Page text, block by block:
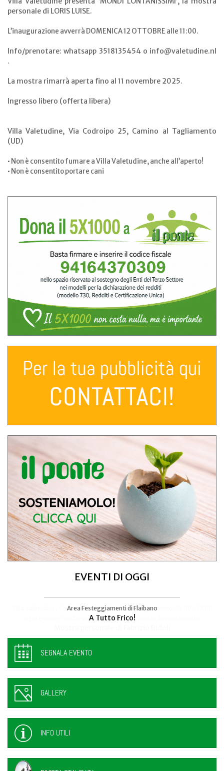
personale di LORIS LUISE.
L’inaugurazione avverrà DOMENICA 12 OTTOBRE alle 11:00.
Info/prenotare: whatsapp 3518135454 o info@valetudine.nl
.
La mostra rimarrà aperta fino al 11 novembre 2025.
Ingresso libero (offerta libera)
Villa Valetudine, Via Codroipo 25, Camino al Tagliamento
(UD)
• Non è consentito fumare a Villa Valetudine, anche all’aperto!
• Non è consentito portare cani
EVENTI DI OGGI
Area Festeggiamenti di Flaibano
A Tutto Frico!
Talmassons
FestInPiazza
SEGNALA EVENTO
GALLERY
INFO UTILI